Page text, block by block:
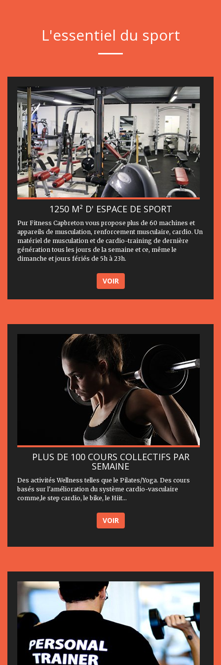
L'essentiel du sport
1250 M² D' ESPACE DE SPORT
Pur Fitness Capbreton vous propose plus de 60 machines et
appareils de musculation, renforcement musculaire, cardio. Un
matériel de musculation et de cardio-training de dernière
génération tous les jours de la semaine et ce, même le
dimanche et jours fériés de 5h à 23h.
VOIR
PLUS DE 100 COURS COLLECTIFS PAR
SEMAINE
Des activités Wellness telles que le Pilates/Yoga. Des cours
basés sur l'amélioration du système cardio-vasculaire
comme,le step cardio, le bike, le Hiit...
VOIR